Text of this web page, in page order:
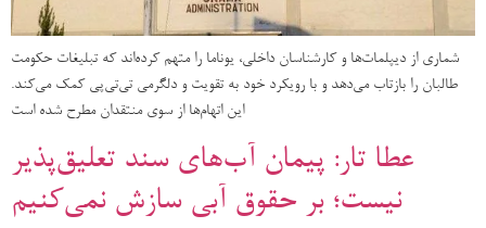
شماری از دیپلمات‌ها و کارشناسان داخلی، یوناما را متهم کرده‌اند که تبلیغات حکومت
طالبان را بازتاب می‌دهد و با رویکرد خود به تقویت و دلگرمی تی‌تی‌پی کمک می‌کند.
این اتهام‌ها از سوی منتقدان مطرح شده است
عطا تار: پیمان آب‌های سند تعلیق‌پذیر
نیست؛ بر حقوق آبی سازش نمی‌کنیم